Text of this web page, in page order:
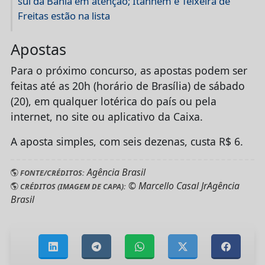
Freitas estão na lista
Apostas
Para o próximo concurso, as apostas podem ser
feitas até as 20h (horário de Brasília) de sábado
(20), em qualquer lotérica do país ou pela
internet, no site ou aplicativo da Caixa.
A aposta simples, com seis dezenas, custa R$ 6.
FONTE/CRÉDITOS:Agência Brasil
CRÉDITOS (IMAGEM DE CAPA):© Marcello Casal JrAgência
Brasil